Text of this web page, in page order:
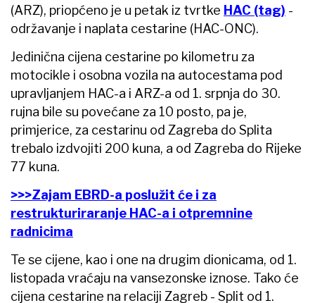
(ARZ), priopćeno je u petak iz tvrtke HAC (tag) -
održavanje i naplata cestarine (HAC-ONC).
Jedinična cijena cestarine po kilometru za
motocikle i osobna vozila na autocestama pod
upravljanjem HAC-a i ARZ-a od 1. srpnja do 30.
rujna bile su povećane za 10 posto, pa je,
primjerice, za cestarinu od Zagreba do Splita
trebalo izdvojiti 200 kuna, a od Zagreba do Rijeke
77 kuna.
>>>Zajam EBRD-a poslužit će i za
restrukturiraranje HAC-a i otpremnine
radnicima
Te se cijene, kao i one na drugim dionicama, od 1.
listopada vraćaju na vansezonske iznose. Tako će
cijena cestarine na relaciji Zagreb - Split od 1.